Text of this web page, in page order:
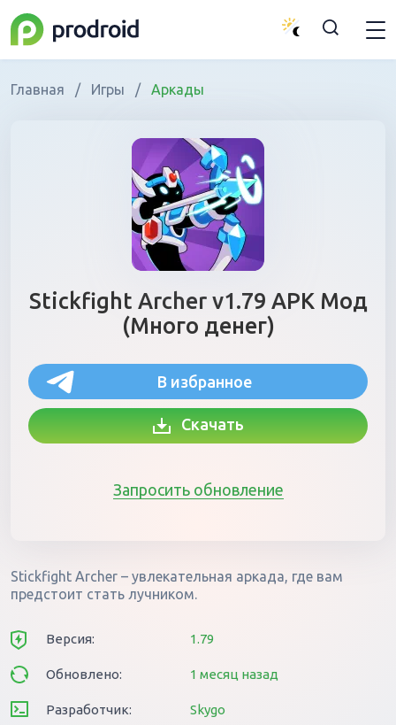
Главная / Игры / Аркады
Stickfight Archer v1.79 APK Мод
(Много денег)
В избранное
Скачать
Запросить обновление
Stickfight Archer – увлекательная аркада, где вам
предстоит стать лучником.
Версия: 1.79
Обновлено: 1 месяц назад
Разработчик: Skygo